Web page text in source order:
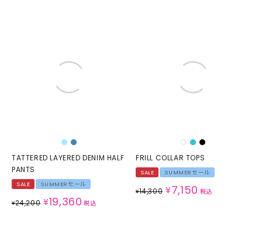
TATTERED LAYERED DENIM HALF
PANTS
SALE SUMMERセール
¥24,200 ¥19,360 税込
FRILL COLLAR TOPS
SALE SUMMERセール
¥14,300 ¥7,150 税込